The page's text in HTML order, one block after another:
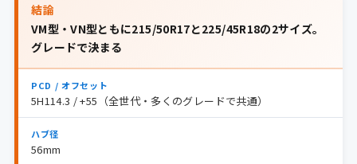
結論
VM型・VN型ともに215/50R17と225/45R18の2サイズ。
グレードで決まる
PCD / オフセット
5H114.3 / +55（全世代・多くのグレードで共通）
ハブ径
56mm